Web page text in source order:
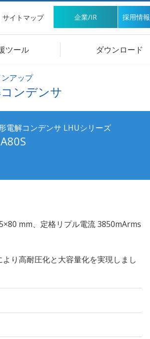
サイトマップ 企業/IR 採用情報
ツール ダウンロード
アップ
ンデンサ
電解コンデンサ LHUシリーズ
mm、定格リプル電流 3850mArms
り高耐圧化と大容量化を実現しまし